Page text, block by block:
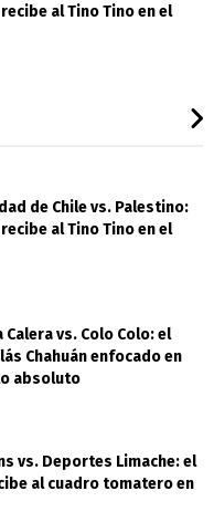
al Tino Tino en el
de Chile vs. Palestino:
al Tino Tino en el
vs. Colo Colo: el
Chahuán enfocado en
absoluto
vs. Deportes Limache: el
al cuadro tomatero en